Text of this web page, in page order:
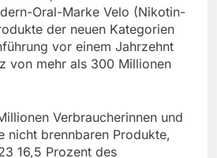
Oral-Marke Velo (Nikotin-
der neuen Kategorien
vor einem Jahrzehnt
von mehr als 300 Millionen
Verbraucherinnen und
nicht brennbaren Produkte,
16,5 Prozent des